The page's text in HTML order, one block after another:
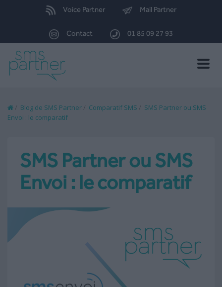
Voice Partner Mail Partner
Contact 01 85 09 27 93
Toggle
/ Blog de SMS Partner / Comparatif SMS / SMS Partner ou SMS
Envoi : le comparatif
SMS Partner ou SMS
Envoi : le comparatif